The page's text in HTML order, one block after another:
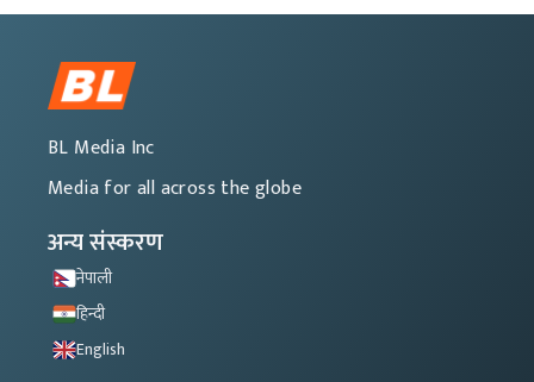
BL Media Inc
Media for all across the globe
अन्य संस्करण
नेपाली
हिन्दी
English